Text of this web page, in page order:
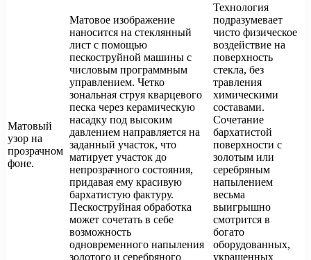
Матовый
узор на
прозрачном
фоне.
Матовое изображение
наносится на стеклянный
лист с помощью
пескоструйной машины с
числовым программным
управлением. Четко
зональная струя кварцевого
песка через керамическую
насадку под высоким
давлением направляется на
заданный участок, что
матирует участок до
непрозрачного состояния,
придавая ему красивую
бархатистую фактуру.
Пескоструйная обработка
может сочетать в себе
возможность
одновременного напыления
золотого и серебряного
Технология
подразумевает
чисто физическое
воздействие на
поверхность
стекла, без
травления
химическими
составами.
Сочетание
бархатистой
поверхности с
золотым или
серебряным
напылением
весьма
выигрышно
смотрится в
богато
оборудованных,
украшенных